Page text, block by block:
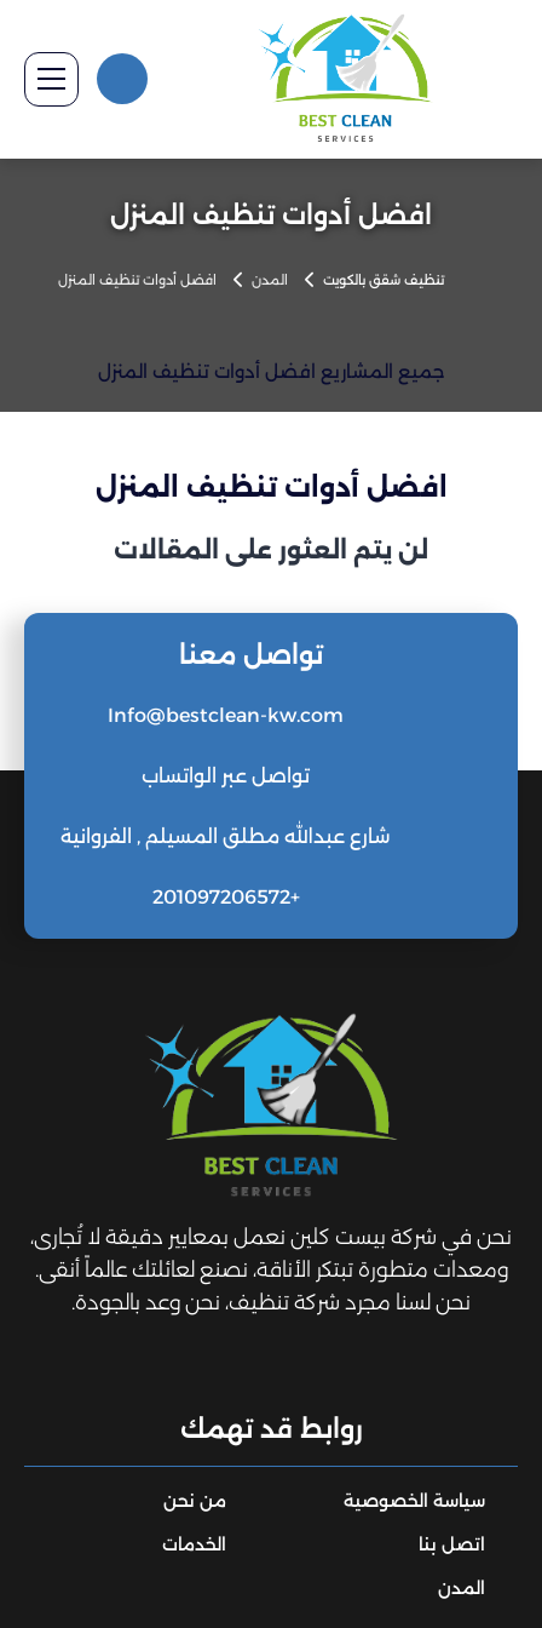
افضل أدوات تنظيف المنزل
تنظيف شقق بالكويت المدن افضل أدوات تنظيف المنزل
جميع المشاريع افضل أدوات تنظيف المنزل
افضل أدوات تنظيف المنزل
لن يتم العثور على المقالات
تواصل معنا
Info@bestclean-kw.com
تواصل عبر الواتساب
شارع عبدالله مطلق المسيلم , الفروانية
+201097206572
نحن في شركة بيست كلين نعمل بمعايير دقيقة لا تُجارى،
ومعدات متطورة تبتكر الأناقة، نصنع لعائلتك عالماً أنقى.
نحن لسنا مجرد شركة تنظيف، نحن وعد بالجودة.
روابط قد تهمك
سياسة الخصوصية
من نحن
اتصل بنا
الخدمات
المدن